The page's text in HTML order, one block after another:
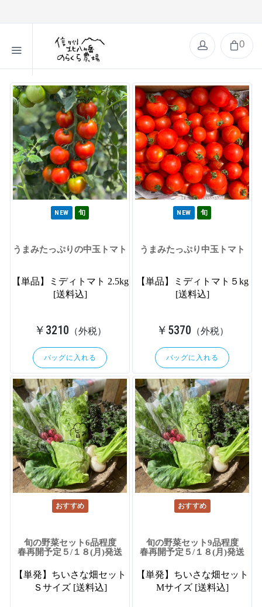
0
NEW 旬
うまみたっぷりの中玉トマト
【単品】ミディトマト 2.5kg
[送料込]
￥3210 （外税）
バッグに入れる
NEW 旬
うまみたっぷり中玉トマト
【単品】ミディトマト５kg
[送料込]
￥5370 （外税）
バッグに入れる
おすすめ
旬の野菜セット6品程度
春再開予定５/１８(月)発送
【単発】ちいさな畑セット
Ｓサイズ [送料込]
おすすめ
旬の野菜セット9品程度
春再開予定５/１８(月)発送
【単発】ちいさな畑セット
Mサイズ [送料込]